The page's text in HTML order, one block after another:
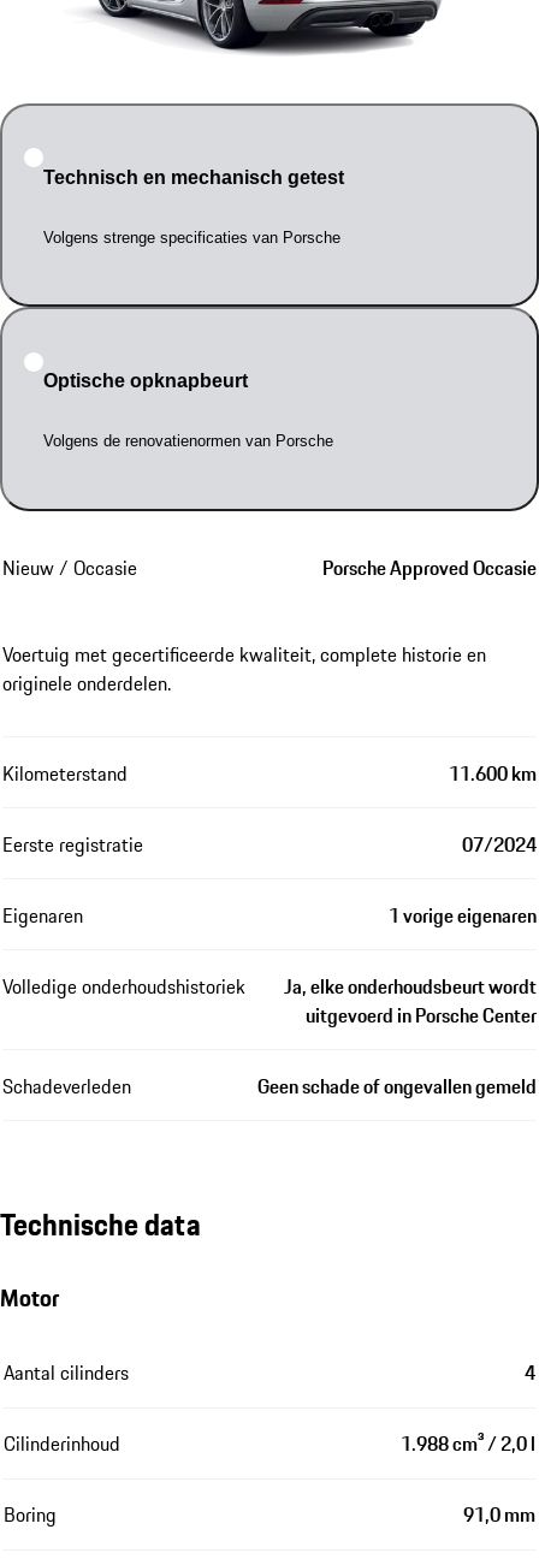
Technisch en mechanisch getest
Volgens strenge specificaties van Porsche
Optische opknapbeurt
Volgens de renovatienormen van Porsche
Nieuw / Occasie Porsche Approved Occasie
Voertuig met gecertificeerde kwaliteit, complete historie en
originele onderdelen.
Kilometerstand 11.600 km
Eerste registratie 07/2024
Eigenaren 1 vorige eigenaren
Volledige onderhoudshistoriek
Ja, elke onderhoudsbeurt wordt
uitgevoerd in Porsche Center
Schadeverleden Geen schade of ongevallen gemeld
Technische data
Motor
Aantal cilinders 4
Cilinderinhoud 1.988 cm³ / 2,0 l
Boring 91,0 mm